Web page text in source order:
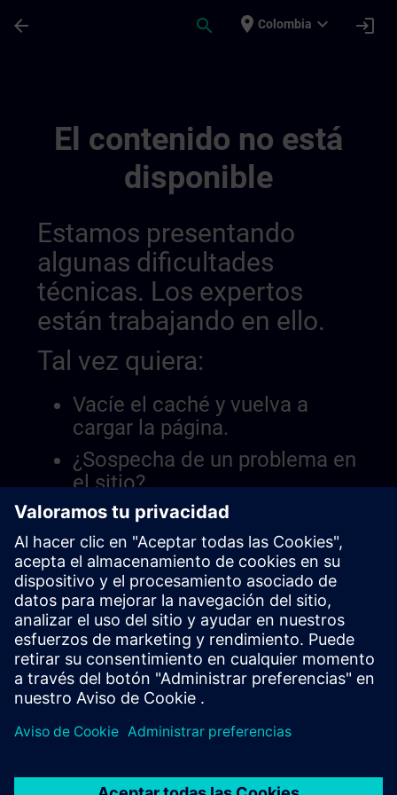
arrow_back search place Colombia expand_more login
El contenido no está
disponible
Estamos presentando
algunas dificultades
técnicas. Los expertos
están trabajando en ello.
Tal vez quiera:
Vacíe el caché y vuelva a
cargar la página.
¿Sospecha de un problema en
el sitio?